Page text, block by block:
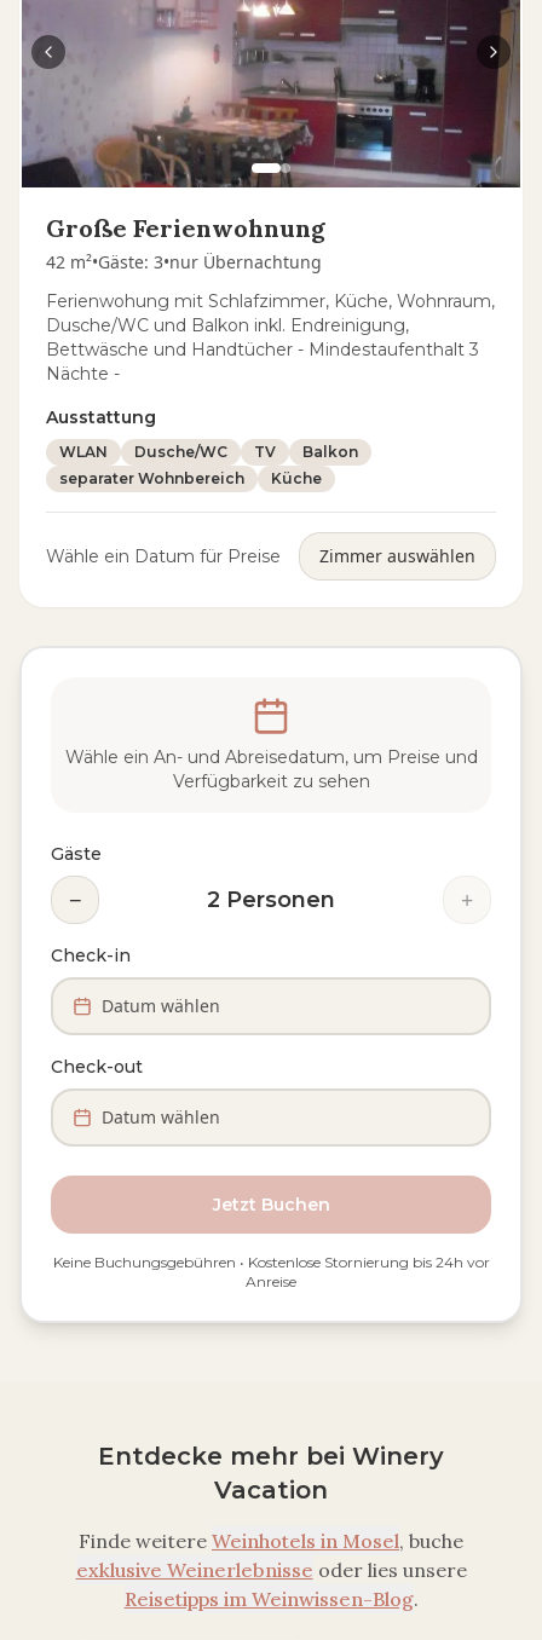
Große Ferienwohnung
42 m²•Gäste: 3•nur Übernachtung
Ferienwohung mit Schlafzimmer, Küche, Wohnraum,
Dusche/WC und Balkon inkl. Endreinigung,
Bettwäsche und Handtücher - Mindestaufenthalt 3
Nächte -
Ausstattung
WLAN Dusche/WC TV
Balkon
separater Wohnbereich
Küche
Wähle ein Datum für Preise Zimmer auswählen
Wähle ein An- und Abreisedatum, um Preise und
Verfügbarkeit zu sehen
Gäste
− 2 Personen +
Check-in
Datum wählen
Check-out
Datum wählen
Jetzt Buchen
Keine Buchungsgebühren • Kostenlose Stornierung bis 24h vor
Anreise
Entdecke mehr bei Winery
Vacation
Finde weitere Weinhotels in Mosel, buche
exklusive Weinerlebnisse oder lies unsere
Reisetipps im Weinwissen-Blog.